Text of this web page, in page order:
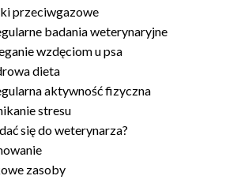
przeciwgazowe
badania weterynaryjne
wzdęciom u psa
dieta
aktywność fizyczna
stresu
się do weterynarza?
zasoby